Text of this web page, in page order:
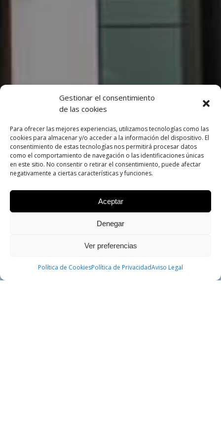
Gestionar el consentimiento
de las cookies
Para ofrecer las mejores experiencias, utilizamos tecnologías como las
cookies para almacenar y/o acceder a la información del dispositivo. El
consentimiento de estas tecnologías nos permitirá procesar datos
como el comportamiento de navegación o las identificaciones únicas
en este sitio. No consentir o retirar el consentimiento, puede afectar
negativamente a ciertas características y funciones.
Aceptar
Denegar
Ver preferencias
Política de CookiesPolítica de PrivacidadAviso Legal
CONTACTAR PEDIR CITA
¿HABLAMOS?
Primera Consulta Gratuita
Reservar Cita